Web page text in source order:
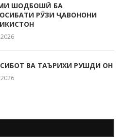
ШОДБОШӢ БА
РӮЗИ ҶАВОНОНИ
ВА ТАЪРИХИ РУШДИ ОН